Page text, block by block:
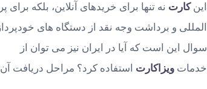
اینکارت نه تنها برای خریدهای آنلاین، بلکه
المللی و برداشت وجه نقد از دستگاه های خودپرداز
سوال این است که آیا در ایران نیز می توان از
خدمات ویزاکارت استفاده کرد؟ مراحل دریافت